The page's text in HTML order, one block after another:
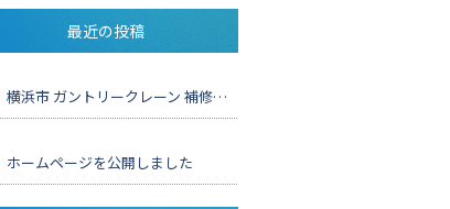
最近の投稿
横浜市 ガントリークレーン 補修工事
ホームページを公開しました